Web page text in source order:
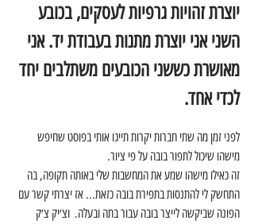
יוצרת זהויות גרפיות לעסקים, בכובע
השני אני יוצרת מתנות בעבודת יד. אני
מאושרת כששני הכובעים משתלבים יחד
לכדי אחד.
לפני זמן מה שתי חברות יקרות תייגו אותי בפוסט שחיפש
מישהו שיכול לתפור בובה על פי ציור.
זה כאילו מישהו שמע את המחשבות שלי באותה תקופה, בה
התחשק לי להתנסות בתפירת בובה כזאת... אז יצרתי קשר עם
הפונה שביקשה לייצר בובה עבור בתה ובעלה.  וצ׳יק צ׳ק